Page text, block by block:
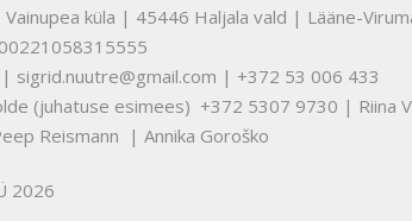
küla | 45446 Haljala vald | Lääne-
sigrid.nuutre@gmail.com | +372 53 006 433
(juhatuse esimees) +372 5307 9730 | Riina
Reismann | Annika Goroško
2026